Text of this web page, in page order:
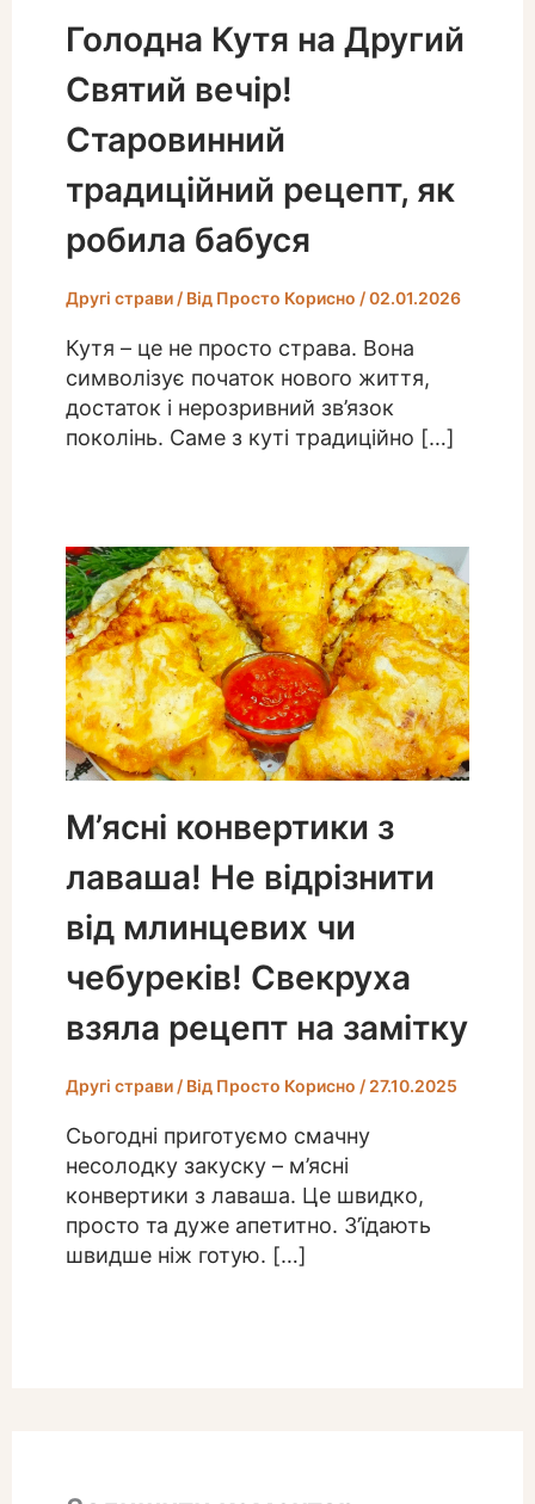
Голодна Кутя на Другий
Святий вечір!
Старовинний
традиційний рецепт, як
робила бабуся
Другі страви/ Від Просто Корисно /02.01.2026
Кутя – це не просто страва. Вона
символізує початок нового життя,
достаток і нерозривний зв’язок
поколінь. Саме з куті традиційно […]
М’ясні конвертики з
лаваша! Не відрізнити
від млинцевих чи
чебуреків! Свекруха
взяла рецепт на замітку
Другі страви/ Від Просто Корисно / 27.10.2025
Сьогодні приготуємо смачну
несолодку закуску – м’ясні
конвертики з лаваша. Це швидко,
просто та дуже апетитно. З’їдають
швидше ніж готую. […]